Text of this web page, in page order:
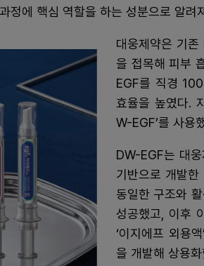
정에 핵심 역할을 하는 성분으로 알려
대웅제약은 기
을 접목해 피부
EGF를 직경
효율을 높였다.
W-EGF’를 사용
DW-EGF는 대
기반으로 개발
동일한 구조와
성공했고, 이후
‘이지에프 외용
을 개발해 상용화